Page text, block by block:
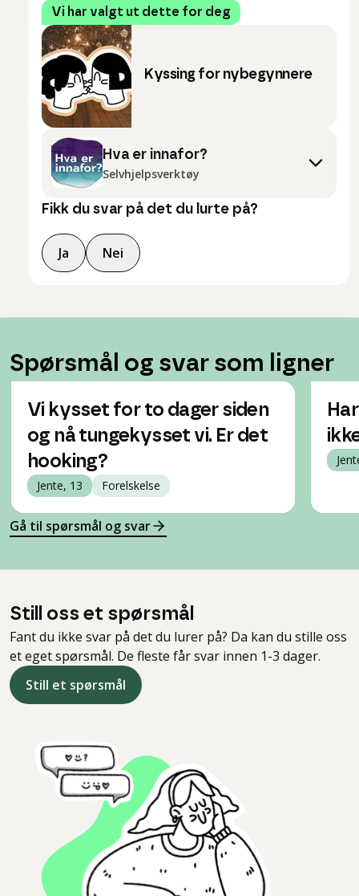
Vi har valgt ut dette for deg
Kyssing for nybegynnere
Hva er innafor?
Selvhjelpsverktøy
Fikk du svar på det du lurte på?
Ja Nei
Spørsmål og svar som ligner
Vi kysset for to dager siden
og nå tungekysset vi. Er det
hooking?
Jente, 13 Forelskelse
Gå til spørsmål og svar
Still oss et spørsmål
Fant du ikke svar på det du lurer på? Da kan du stille oss
et eget spørsmål. De fleste får svar innen 1-3 dager.
Still et spørsmål